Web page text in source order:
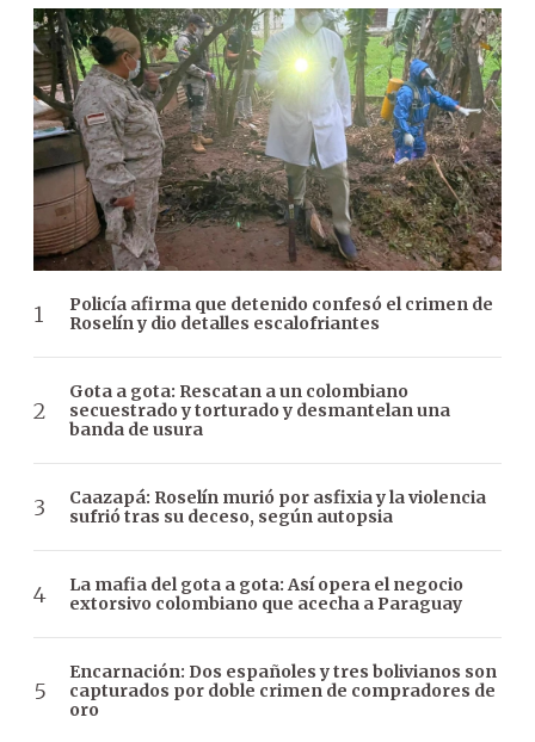
Policía afirma que detenido confesó el crimen de
Roselín y dio detalles escalofriantes
Gota a gota: Rescatan a un colombiano
secuestrado y torturado y desmantelan una
banda de usura
Caazapá: Roselín murió por asfixia y la violencia
sufrió tras su deceso, según autopsia
La mafia del gota a gota: Así opera el negocio
extorsivo colombiano que acecha a Paraguay
Encarnación: Dos españoles y tres bolivianos son
capturados por doble crimen de compradores de
oro